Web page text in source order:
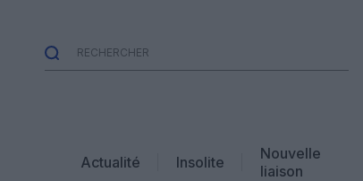
Actualité Insolite
Nouvelle
liaison